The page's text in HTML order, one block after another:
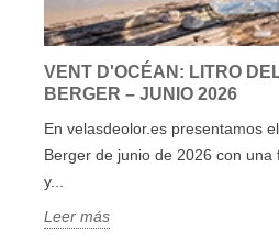
VENT D'OCÉAN: LITRO
BERGER – JUNIO 2026
En velasdeolor.es presentamos
Berger de junio de 2026 con
y...
Leer más